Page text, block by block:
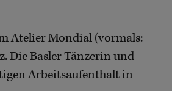
Atelier Mondial (vormals:
Die Basler Tänzerin und
Arbeitsaufenthalt in